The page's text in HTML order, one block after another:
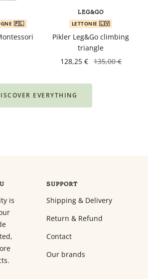
🇵🇱
LEG&GO
LETTONIE 🇱🇻
Pikler Leg&Go climbing
triangle
128,25 € 135,00 €
EVERYTHING
is
SUPPORT
Shipping & Delivery
Return & Refund
Contact
Our brands